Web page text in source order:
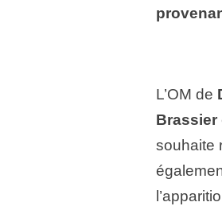
L’OM de
Brassier
souhaite